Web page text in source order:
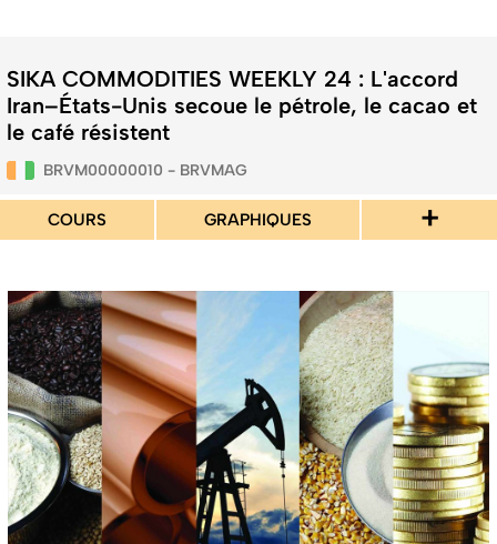
SIKA COMMODITIES WEEKLY 24 : L'accord
Iran–États-Unis secoue le pétrole, le cacao et
le café résistent
BRVM00000010 - BRVMAG
COURS GRAPHIQUES +